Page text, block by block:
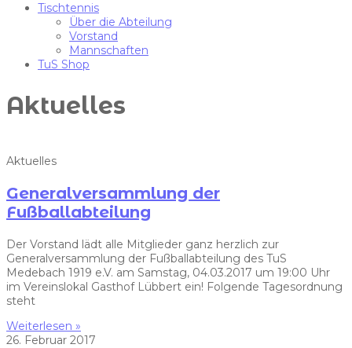
Tischtennis
Über die Abteilung
Vorstand
Mannschaften
TuS Shop
Aktuelles
Aktuelles
Generalversammlung der
Fußballabteilung
Der Vorstand lädt alle Mitglieder ganz herzlich zur
Generalversammlung der Fußballabteilung des TuS
Medebach 1919 e.V. am Samstag, 04.03.2017 um 19:00 Uhr
im Vereinslokal Gasthof Lübbert ein! Folgende Tagesordnung
steht
Weiterlesen »
26. Februar 2017